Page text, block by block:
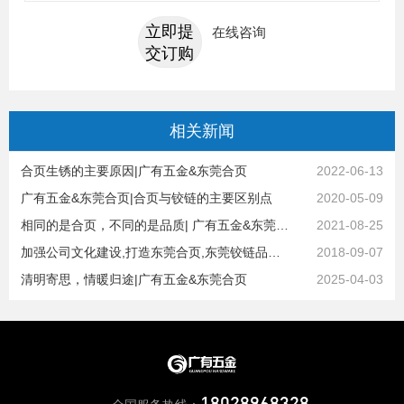
立即提
交订购
在线咨询
相关新闻
合页生锈的主要原因|广有五金&东莞合页
2022-06-13
广有五金&东莞合页|合页与铰链的主要区别点
2020-05-09
相同的是合页，不同的是品质| 广有五金&东莞合页
2021-08-25
加强公司文化建设,打造东莞合页,东莞铰链品牌,员工精神物质双丰收
2018-09-07
清明寄思，情暖归途|广有五金&东莞合页
2025-04-03